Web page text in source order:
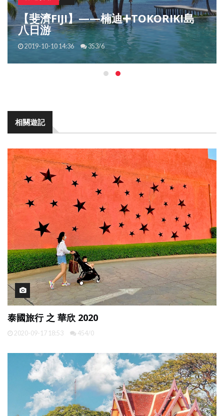
“鐵桿朋友”塞爾維亞風景如畫，疫情過
後想去看一看的舉手！
2020-04-03 14:19 11/0
相關遊記
泰國旅行 之 華欣 2020
2020-09-17 18:53 454/0